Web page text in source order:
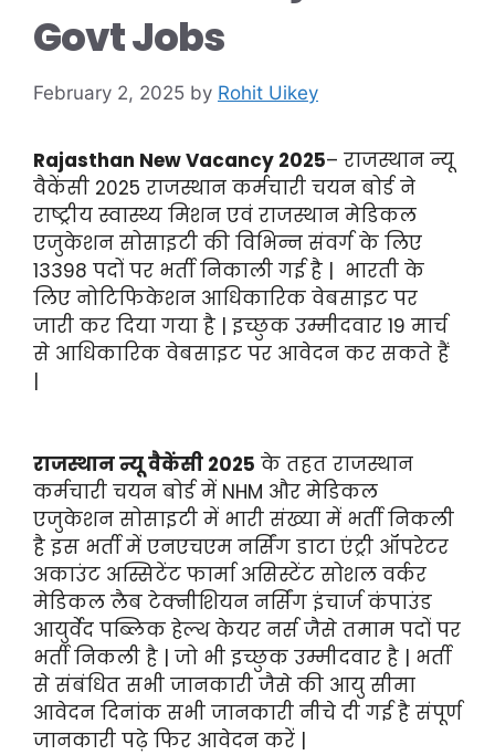
Govt Jobs
February 2, 2025 by Rohit Uikey
Rajasthan New Vacancy 2025– राजस्थान न्यू
वैकेंसी 2025 राजस्थान कर्मचारी चयन बोर्ड ने
राष्ट्रीय स्वास्थ्य मिशन एवं राजस्थान मेडिकल
एजुकेशन सोसाइटी की विभिन्न संवर्ग के लिए
13398 पदों पर भर्ती निकाली गई है | भारती के
लिए नोटिफिकेशन आधिकारिक वेबसाइट पर
जारी कर दिया गया है | इच्छुक उम्मीदवार 19 मार्च
से आधिकारिक वेबसाइट पर आवेदन कर सकते हैं
|
राजस्थान न्यू वैकेंसी 2025 के तहत राजस्थान
कर्मचारी चयन बोर्ड में NHM और मेडिकल
एजुकेशन सोसाइटी में भारी संख्या में भर्ती निकली
है इस भर्ती में एनएचएम नर्सिंग डाटा एंट्री ऑपरेटर
अकाउंट अस्सिटेंट फार्मा असिस्टेंट सोशल वर्कर
मेडिकल लैब टेक्नीशियन नर्सिंग इंचार्ज कंपाउंड
आयुर्वेद पब्लिक हेल्थ केयर नर्स जैसे तमाम पदों पर
भर्ती निकली है | जो भी इच्छुक उम्मीदवार है | भर्ती
से संबंधित सभी जानकारी जैसे की आयु सीमा
आवेदन दिनांक सभी जानकारी नीचे दी गई है संपूर्ण
जानकारी पढ़े फिर आवेदन करें |